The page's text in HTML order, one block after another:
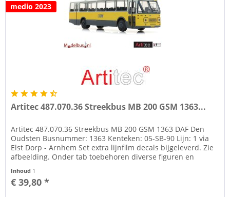
medio 2023
Artitec 487.070.36 Streekbus MB 200 GSM 1363...
Artitec 487.070.36 Streekbus MB 200 GSM 1363 DAF Den
Oudsten Busnummer: 1363 Kenteken: 05-SB-90 Lijn: 1 via
Elst Dorp - Arnhem Set extra lijnfilm decals bijgeleverd. Zie
afbeelding. Onder tab toebehoren diverse figuren en
Inhoud 1
€ 39,80 *